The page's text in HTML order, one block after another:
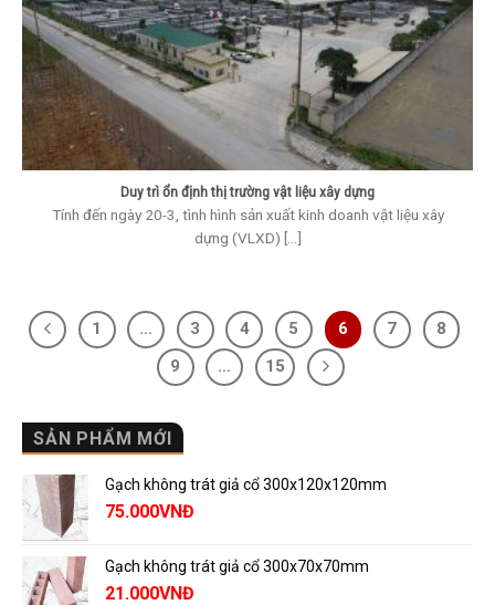
SẢN PHẨM MỚI
Gạch không trát giả cổ 300x120x120mm
75.000VNĐ
Gạch không trát giả cổ 300x70x70mm
21.000VNĐ
Duy trì ổn định thị trường vật liệu xây dựng
Tính đến ngày 20-3, tình hình sản xuất kinh doanh vật liệu xây
dựng (VLXD) [...]
1 … 3 4 5 6 7
8
9
… 15